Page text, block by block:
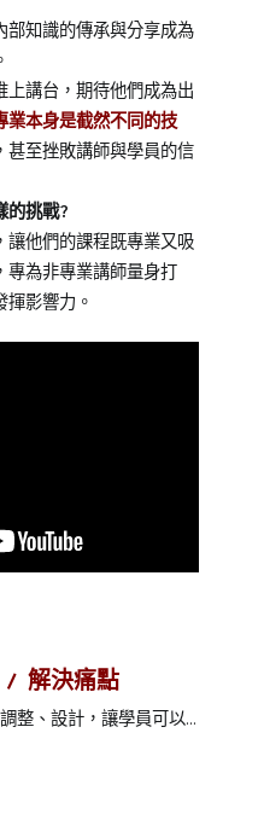
部知識的傳承與分享成為
上講台，期待他們成為出
業本身是截然不同的技
甚至挫敗講師與學員的信
的挑戰?
讓他們的課程既專業又吸
專為非專業講師量身打
揮影響力。
解決痛點
整、設計，讓學員可以…